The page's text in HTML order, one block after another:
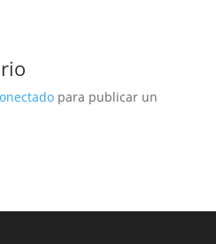
para publicar un